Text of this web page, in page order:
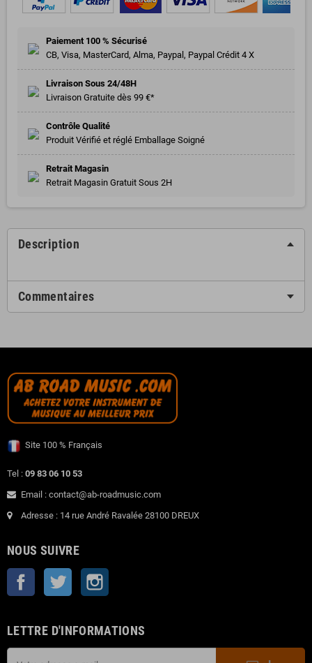
Paiement 100 % Sécurisé
CB, Visa, MasterCard, Alma, Paypal, Paypal Crédit 4 X
Livraison Sous 24/48H
Livraison Gratuite dès 99 €*
Contrôle Qualité
Produit Vérifié et réglé Emballage Soigné
Retrait Magasin
Retrait Magasin Gratuit Sous 2H
Description
Commentaires
Site 100 % Français
Tel : 09 83 06 10 53
Email : contact@ab-roadmusic.com
Adresse : 14 rue André Ravalée 28100 DREUX
NOUS SUIVRE
Facebook Twitter
LETTRE D'INFORMATIONS